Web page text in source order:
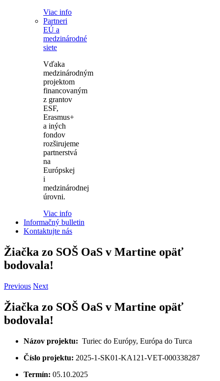
Viac info
Partneri
EÚ a
medzinárodné
siete
Vďaka
medzinárodným
projektom
financovaným
z grantov
ESF,
Erasmus+
a iných
fondov
rozširujeme
partnerstvá
na
Európskej
i
medzinárodnej
úrovni.
Viac info
Informačný bulletin
Kontaktujte nás
Žiačka zo SOŠ OaS v Martine opäť
bodovala!
Previous Next
Žiačka zo SOŠ OaS v Martine opäť
bodovala!
Názov projektu: Turiec do Európy, Európa do Turca
Číslo projektu: 2025-1-SK01-KA121-VET-000338287
Termín: 05.10.2025